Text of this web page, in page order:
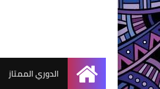
الرئيسية
الدوري الممتاز